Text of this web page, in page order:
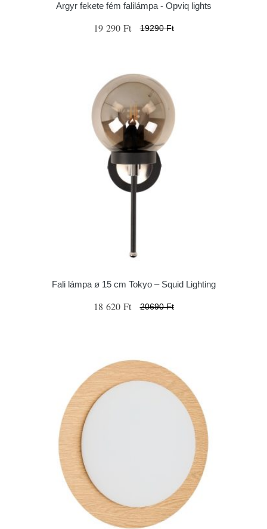
Argyr fekete fém falilámpa - Opviq lights
19 290 Ft 19290 Ft
Fali lámpa ø 15 cm Tokyo – Squid Lighting
18 620 Ft 20690 Ft